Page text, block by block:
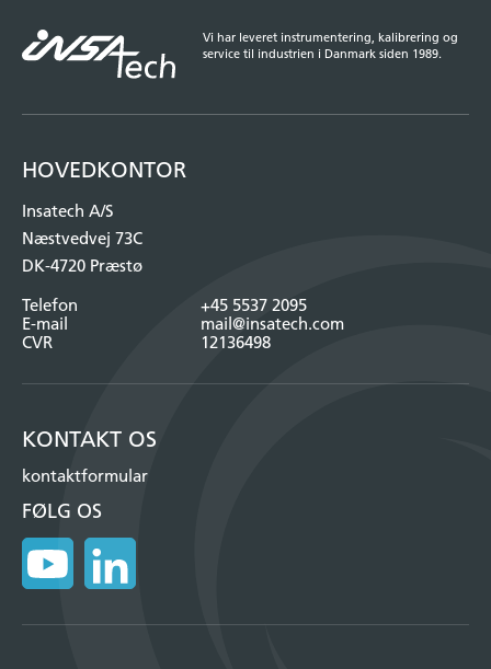
Vi har leveret instrumentering, kalibrering og
service til industrien i Danmark siden 1989.
HOVEDKONTOR
Insatech A/S
Næstvedvej 73C
DK-4720 Præstø
Telefon
+45 5537 2095
E-mail
mail@insatech.com
CVR
12136498
KONTAKT OS
kontaktformular
FØLG OS